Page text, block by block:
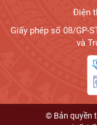
Điện
Giấy phép số 08/GP-
và
© Bản quyền